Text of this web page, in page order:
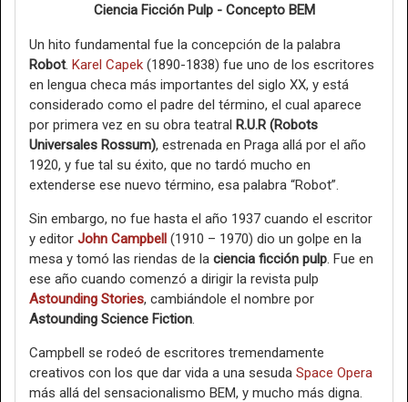
Ciencia Ficción Pulp - Concepto BEM
Un hito fundamental fue la concepción de la palabra
Robot. Karel Capek (1890-1838) fue uno de los escritores
en lengua checa más importantes del siglo XX, y está
considerado como el padre del término, el cual aparece
por primera vez en su obra teatral R.U.R (Robots
Universales Rossum), estrenada en Praga allá por el año
1920, y fue tal su éxito, que no tardó mucho en
extenderse ese nuevo término, esa palabra “Robot”.
Sin embargo, no fue hasta el año 1937 cuando el escritor
y editor John Campbell (1910 – 1970) dio un golpe en la
mesa y tomó las riendas de la ciencia ficción pulp. Fue en
ese año cuando comenzó a dirigir la revista pulp
Astounding Stories, cambiándole el nombre por
Astounding Science Fiction.
Campbell se rodeó de escritores tremendamente
creativos con los que dar vida a una sesuda Space Opera
más allá del sensacionalismo BEM, y mucho más digna.